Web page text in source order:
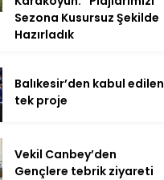
Sezona Kusursuz Şekilde
Hazırladık
Balıkesir’den kabul edilen
tek proje
Vekil Canbey’den
Gençlere tebrik ziyareti